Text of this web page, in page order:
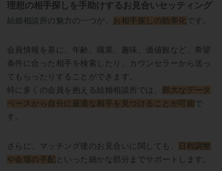
理想の相手探しを手助けするお見合いセッティング
結婚相談所の魅力の一つが、 お相手探しの効率化 です。
会員情報を基に、年齢、職業、趣味、価値観など、希望
条件に合った相手を検索したり、カウンセラーから送っ
てもらったりすることができます。
特に多くの会員を抱える結婚相談所では、
膨大なデータ
ベースから自分に最適な相手を見つけることが可能で
す。
さらに、マッチング後のお見合いに関しても、
日程調整
や会場の手配 といった細かな部分までサポートします。